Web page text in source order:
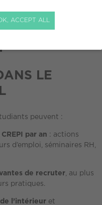
ACCEPT ALL
LE
peuvent :
par an : actions
d’emploi, séminaires RH,
de recruter , au plus
pratiques.
l’intérieur et